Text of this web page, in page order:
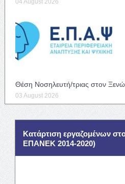
Θέση Νοσηλευτή/τριας στον
03 August 2026
Κατάρτιση εργαζομένων
ΕΠΑΝΕΚ 2014-2020)